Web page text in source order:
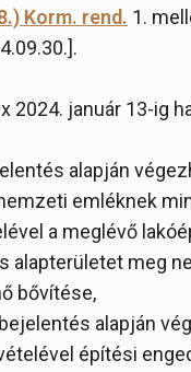
Korm. rend. 1.
2024. január 13-ig
alapján
emléknek
a meglévő
alapterületet meg
bővítése,
alapján
építési